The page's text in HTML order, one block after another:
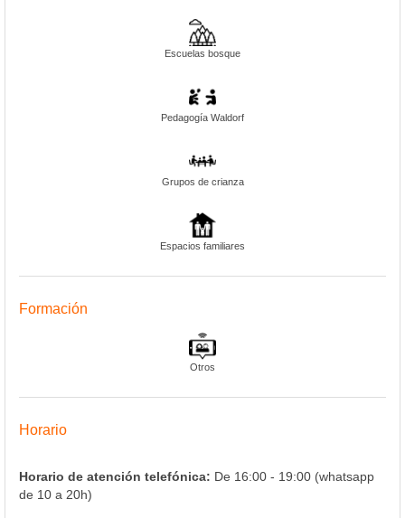
Escuelas bosque
Pedagogía Waldorf
Grupos de crianza
Espacios familiares
Formación
Otros
Horario
Horario de atención telefónica: De 16:00 - 19:00 (whatsapp
de 10 a 20h)